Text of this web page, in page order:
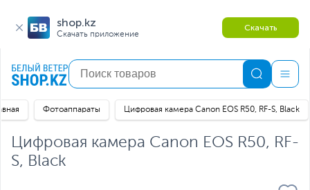
shop.kz
Скачать приложение
Скачать
Фотоаппараты Цифровая камера Canon EOS R50, RF-S, Black
Цифровая камера Canon EOS R50, RF-
S, Black